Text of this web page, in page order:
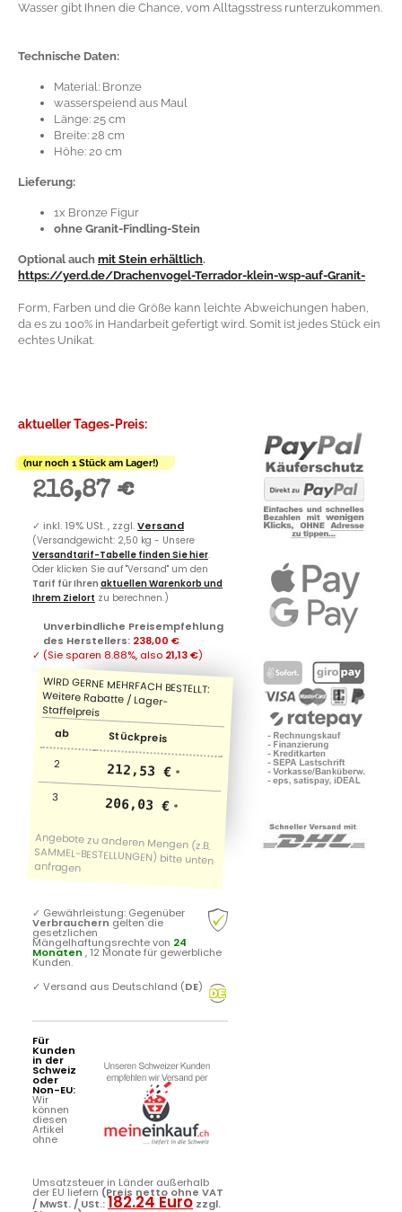
Wasser gibt Ihnen die Chance, vom Alltagsstress runterzukommen.
Technische Daten:
Material: Bronze
wasserspeiend aus Maul
Länge: 25 cm
Breite: 28 cm
Höhe: 20 cm
Lieferung:
1x Bronze Figur
ohne Granit-Findling-Stein
Optional auch mit Stein erhältlich.
https://yerd.de/Drachenvogel-Terrador-klein-wsp-auf-Granit-
Form, Farben und die Größe kann leichte Abweichungen haben,
da es zu 100% in Handarbeit gefertigt wird. Somit ist jedes Stück ein
echtes Unikat.
aktueller Tages-Preis:
(nur noch 1 Stück am Lager!)
216,87 €
✓ inkl. 19% USt. , zzgl.Versand
(Versandgewicht: 2,50 kg - Unsere
Versandtarif-Tabelle finden Sie hier.
Oder klicken Sie auf "Versand" um den
Tarif für Ihren aktuellen Warenkorb und
Ihrem Zielort zu berechnen.)
Unverbindliche Preisempfehlung
des Herstellers: 238,00 €
✓ (Sie sparen 8.88%, also 21,13 €)
ab Stückpreis
2 212,53 € *
3 206,03 € *
✓ Gewährleistung: Gegenüber
Verbrauchern gelten die
gesetzlichen
Mängelhaftungsrechte von 24
Monaten , 12 Monate für gewerbliche
Kunden.
✓ Versand aus Deutschland (DE)
Für
Kunden
in der
Schweiz
oder
Non-EU:
Wir
können
diesen
Artikel
ohne
Umsatzsteuer in Länder außerhalb
der EU liefern (Preis netto ohne VAT
/ MwSt. / USt.:182.24 Euro zzgl.